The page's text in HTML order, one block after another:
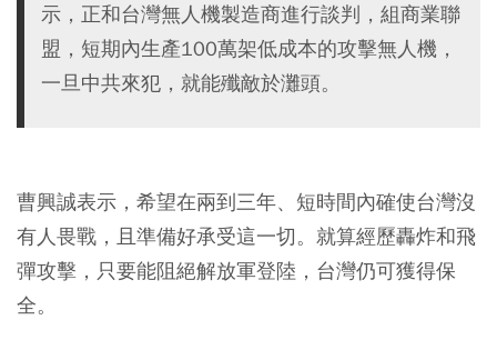
示，正和台灣無人機製造商進行談判，組商業聯
盟，短期內生產100萬架低成本的攻擊無人機，
一旦中共來犯，就能殲敵於灘頭。
曹興誠表示，希望在兩到三年、短時間內確使台灣沒
有人畏戰，且準備好承受這一切。就算經歷轟炸和飛
彈攻擊，只要能阻絕解放軍登陸，台灣仍可獲得保
全。